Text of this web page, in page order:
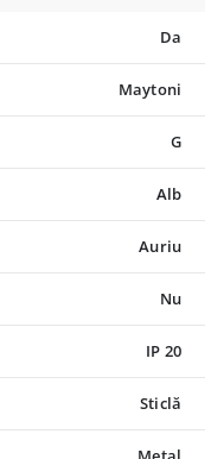
Da
Maytoni
G
Alb
Auriu
Nu
IP 20
Sticlă